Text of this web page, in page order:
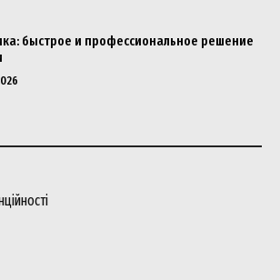
быстрое и профессиональное решение